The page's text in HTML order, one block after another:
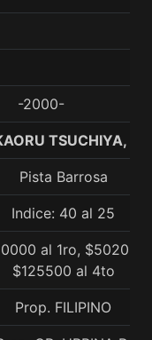
-2000-
TSUCHIYA,
Pista Barrosa
Indice: 40 al 25
al 1ro,
$125500 al 4to
Prop. FILIPINO